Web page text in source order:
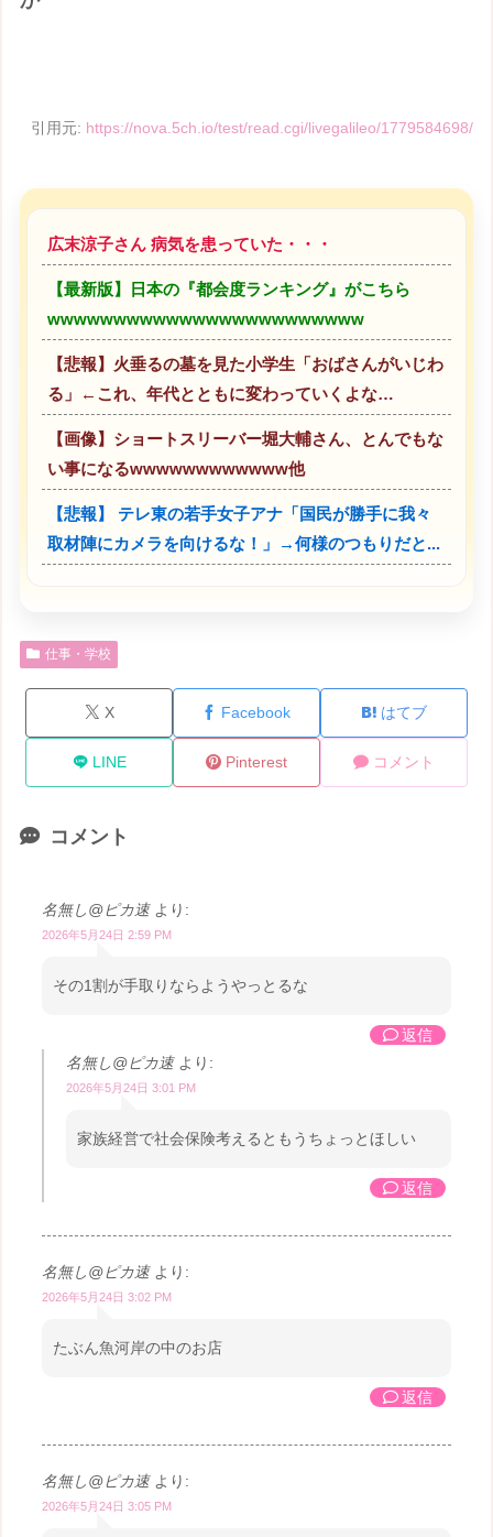
引用元: https://nova.5ch.io/test/read.cgi/livegalileo/1779584698/
広末涼子さん 病気を患っていた・・・
【最新版】日本の『都会度ランキング』がこちら
wwwwwwwwwwwwwwwwwwwwwwww
【悲報】火垂るの墓を見た小学生「おばさんがいじわ
る」←これ、年代とともに変わっていくよな…
【画像】ショートスリーバー堀大輔さん、とんでもな
い事になるwwwwwwwwwwww他
【悲報】 テレ東の若手女子アナ「国民が勝手に我々
取材陣にカメラを向けるな！」→何様のつもりだと...
仕事・学校
X Facebook はてブ
LINE Pinterest コメント
コメント
名無し@ピカ速 より:
2026年5月24日 2:59 PM
その1割が手取りならようやっとるな
返信
名無し@ピカ速 より:
2026年5月24日 3:01 PM
家族経営で社会保険考えるともうちょっとほしい
返信
名無し@ピカ速 より:
2026年5月24日 3:02 PM
たぶん魚河岸の中のお店
返信
名無し@ピカ速 より:
2026年5月24日 3:05 PM